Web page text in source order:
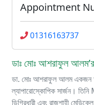
Appointment
01316163737
ডাঃ মোঃ আশরাফুল আলম’র
ডা. মোঃ আশরাফুল আলম একজন
ল্যাপারোস্কোপিক সার্জন।
ডিগ্রিধারী এবং রাজশাহী